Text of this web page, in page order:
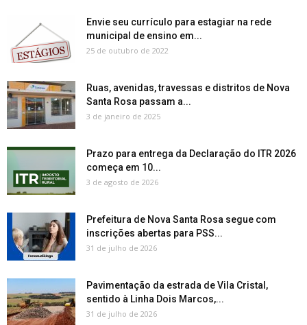
Envie seu currículo para estagiar na rede
municipal de ensino em...
25 de outubro de 2022
Ruas, avenidas, travessas e distritos de Nova
Santa Rosa passam a...
3 de janeiro de 2025
Prazo para entrega da Declaração do ITR 2026
começa em 10...
3 de agosto de 2026
Prefeitura de Nova Santa Rosa segue com
inscrições abertas para PSS...
31 de julho de 2026
Pavimentação da estrada de Vila Cristal,
sentido à Linha Dois Marcos,...
31 de julho de 2026